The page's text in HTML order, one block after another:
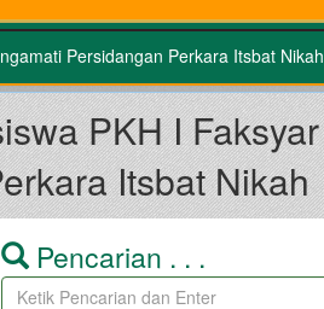
Persidangan Perkara Itsbat Nikah
PKH I
Itsbat Nikah
Pencarian . . .